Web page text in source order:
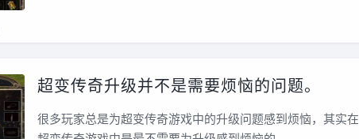
超变传奇升级并不是需要烦恼的问题。
很多玩家总是为超变传奇游戏中的升级问题感到烦恼，其实在